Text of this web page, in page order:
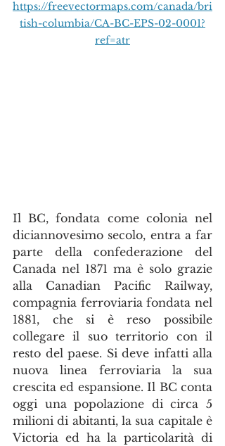
https://freevectormaps.com/canada/bri
tish-columbia/CA-BC-EPS-02-0001?
ref=atr
Il BC, fondata come colonia nel
diciannovesimo secolo, entra a far
parte della confederazione del
Canada nel 1871 ma è solo grazie
alla Canadian Pacific Railway,
compagnia ferroviaria fondata nel
1881, che si è reso possibile
collegare il suo territorio con il
resto del paese. Si deve infatti alla
nuova linea ferroviaria la sua
crescita ed espansione. Il BC conta
oggi una popolazione di circa 5
milioni di abitanti, la sua capitale è
Victoria ed ha la particolarità di